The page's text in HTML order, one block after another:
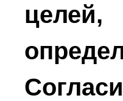
целей,